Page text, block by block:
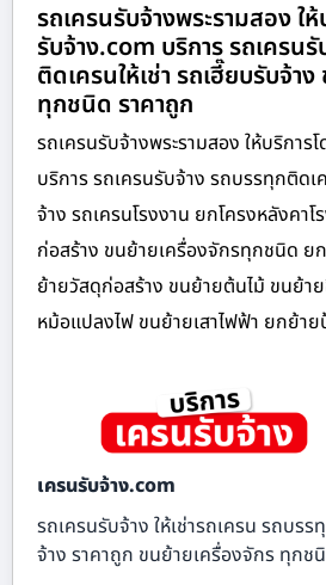
รถเครนรับจ้างพระรามสอง ใ
รับจ้าง.com บริการ รถเครน
ติดเครนให้เช่า รถเฮี๊ยบรับจ้า
ทุกชนิด ราคาถูก
รถเครนรับจ้างพระรามสอง ให้บริการ
บริการ รถเครนรับจ้าง รถบรรทุกติดเ
จ้าง รถเครนโรงงาน ยกโครงหลังคาโ
ก่อสร้าง ขนย้ายเครื่องจักรทุกชนิด ย
ย้ายวัสดุก่อสร้าง ขนย้ายต้นไม้ ขนย้า
หม้อแปลงไฟ ขนย้ายเสาไฟฟ้า ยกย้า
เครนรับจ้าง.com
รถเครนรับจ้าง ให้เช่ารถเครน รถบร
จ้าง ราคาถูก ขนย้ายเครื่องจักร ทุกช